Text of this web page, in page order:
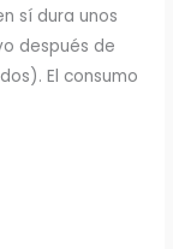
sí dura unos
después de
El consumo